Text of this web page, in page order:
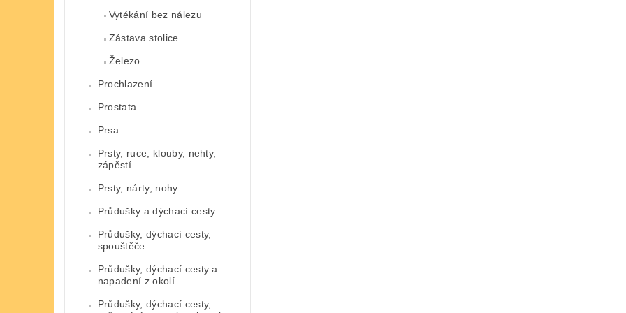
Vytékání bez nálezu
Zástava stolice
Železo
Prochlazení
Prostata
Prsa
Prsty, ruce, klouby, nehty,
zápěstí
Prsty, nárty, nohy
Průdušky a dýchací cesty
Průdušky, dýchací cesty,
spouštěče
Průdušky, dýchací cesty a
napadení z okolí
Průdušky, dýchací cesty,